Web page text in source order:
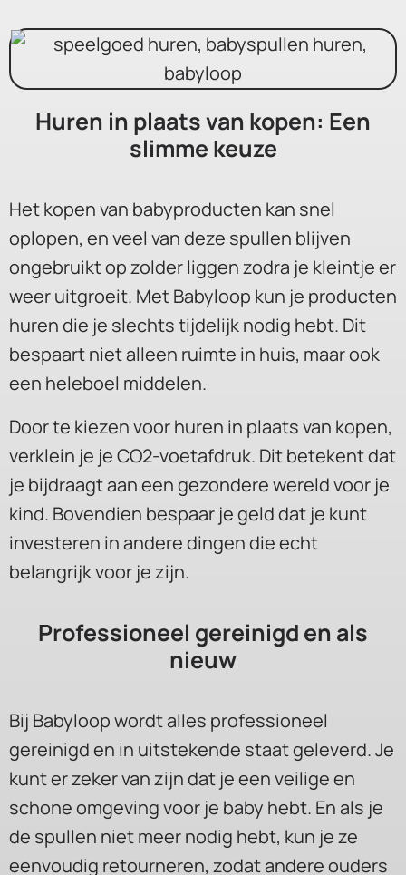
Huren in plaats van kopen: Een
slimme keuze
Het kopen van babyproducten kan snel
oplopen, en veel van deze spullen blijven
ongebruikt op zolder liggen zodra je kleintje er
weer uitgroeit. Met Babyloop kun je producten
huren die je slechts tijdelijk nodig hebt. Dit
bespaart niet alleen ruimte in huis, maar ook
een heleboel middelen.
Door te kiezen voor huren in plaats van kopen,
verklein je je CO2-voetafdruk. Dit betekent dat
je bijdraagt aan een gezondere wereld voor je
kind. Bovendien bespaar je geld dat je kunt
investeren in andere dingen die echt
belangrijk voor je zijn.
Professioneel gereinigd en als
nieuw
Bij Babyloop wordt alles professioneel
gereinigd en in uitstekende staat geleverd. Je
kunt er zeker van zijn dat je een veilige en
schone omgeving voor je baby hebt. En als je
de spullen niet meer nodig hebt, kun je ze
eenvoudig retourneren, zodat andere ouders